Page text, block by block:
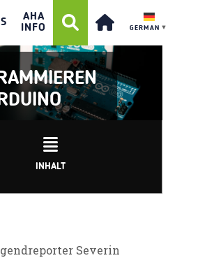
AHA
INFO
GERMAN ▼
INHALT
Severin